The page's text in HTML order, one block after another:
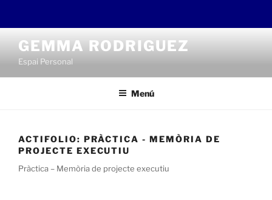
contenido
GEMMA RODRIGUEZ
Espai Personal
Menú
ACTIFOLIO: PRÀCTICA - MEMÒRIA DE
PROJECTE EXECUTIU
Pràctica – Memòria de projecte executiu